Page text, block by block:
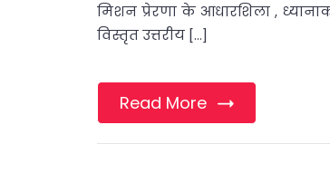
मिशन प्रेरणा के आधारशिला ,
विस्तृत उत्तरीय […]
Read More